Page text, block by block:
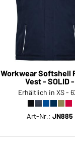
Workwear Softshell
Vest - SOLID -
Erhältlich in XS -
Art-Nr.:JN885